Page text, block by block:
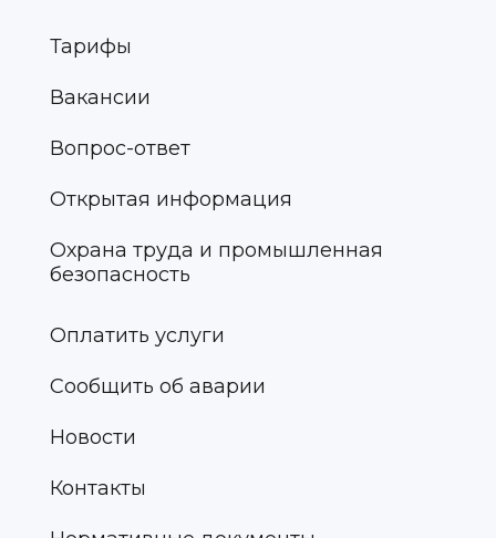
Тарифы
Вакансии
Вопрос-ответ
Открытая информация
Охрана труда и промышленная
безопасность
Оплатить услуги
Сообщить об аварии
Новости
Контакты